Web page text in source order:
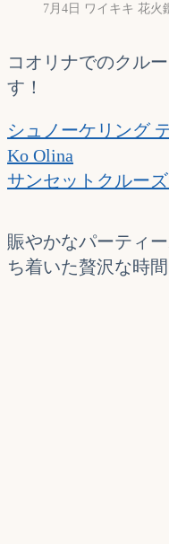
7月4日 ワイキキ 花火
コオリナでのクル
す！
シュノーケリング
Ko Olina
サンセットクルー
賑やかなパーティ
ち着いた贅沢な時